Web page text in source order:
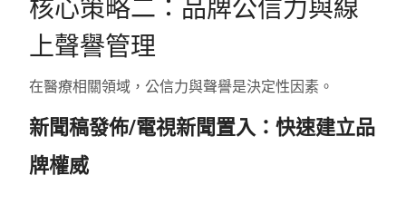
核心策略二：品牌公信力與線
上聲譽管理
在醫療相關領域，公信力與聲譽是決定性因素。
新聞稿發佈/電視新聞置入：快速建立品
牌權威